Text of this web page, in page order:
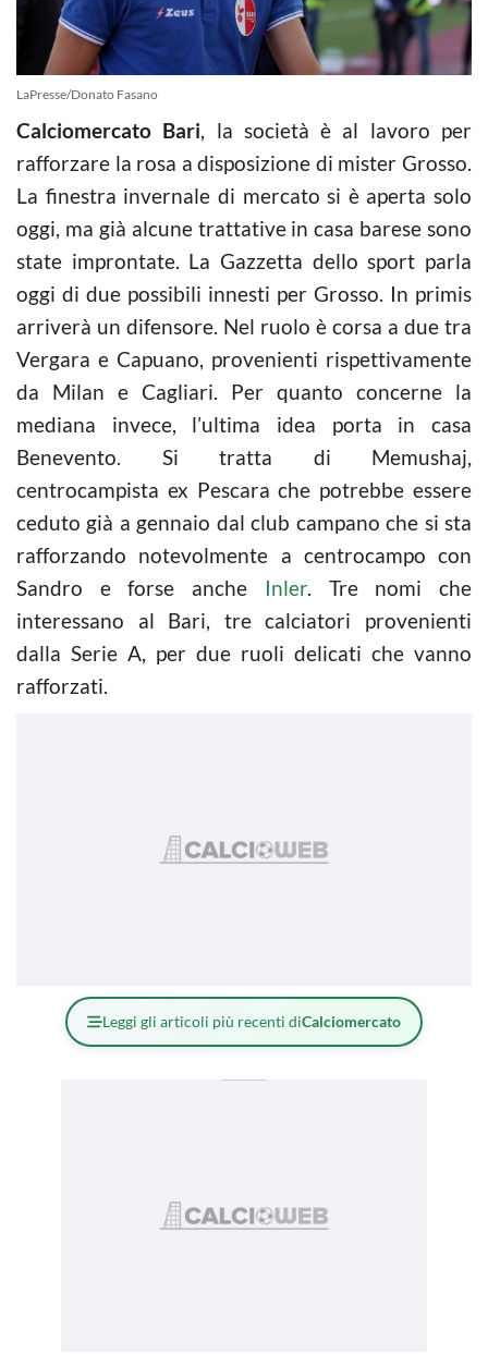
LaPresse/Donato Fasano
Calciomercato Bari, la società è al lavoro per
rafforzare la rosa a disposizione di mister Grosso.
La finestra invernale di mercato si è aperta solo
oggi, ma già alcune trattative in casa barese sono
state improntate. La Gazzetta dello sport parla
oggi di due possibili innesti per Grosso. In primis
arriverà un difensore. Nel ruolo è corsa a due tra
Vergara e Capuano, provenienti rispettivamente
da Milan e Cagliari. Per quanto concerne la
mediana invece, l’ultima idea porta in casa
Benevento. Si tratta di Memushaj,
centrocampista ex Pescara che potrebbe essere
ceduto già a gennaio dal club campano che si sta
rafforzando notevolmente a centrocampo con
Sandro e forse anche Inler. Tre nomi che
interessano al Bari, tre calciatori provenienti
dalla Serie A, per due ruoli delicati che vanno
rafforzati.
Leggi gli articoli più recenti diCalciomercato